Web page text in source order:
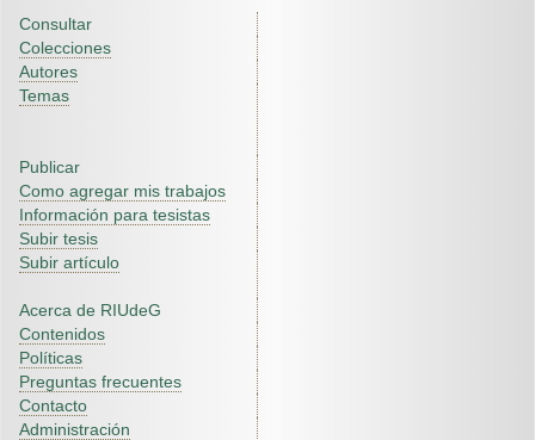
Consultar
Colecciones
Autores
Temas
Publicar
Como agregar mis trabajos
Información para tesistas
Subir tesis
Subir artículo
Acerca de RIUdeG
Contenidos
Políticas
Preguntas frecuentes
Contacto
Administración